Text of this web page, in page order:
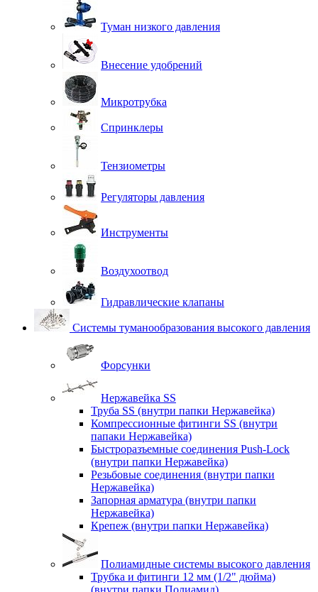
Туман низкого давления
Внесение удобрений
Микротрубка
Спринклеры
Тензиометры
Регуляторы давления
Инструменты
Воздухоотвод
Гидравлические клапаны
Системы туманообразования высокого давления
Форсунки
Нержавейка SS
Труба SS (внутри папки Нержавейка)
Компрессионные фитинги SS (внутри
папаки Нержавейка)
Быстроразъемные соединения Push-Lock
(внутри папки Нержавейка)
Резьбовые соединения (внутри папки
Нержавейка)
Запорная арматура (внутри папки
Нержавейка)
Крепеж (внутри папки Нержавейка)
Полиамидные системы высокого давления
Трубка и фитинги 12 мм (1/2" дюйма)
(внутри папки Полиамид)